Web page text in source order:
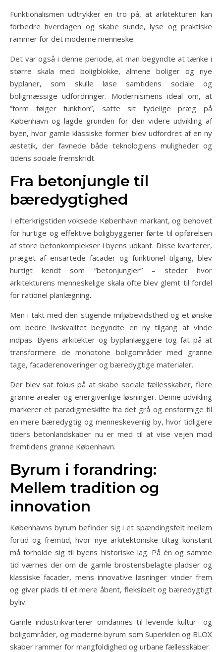
Funktionalismen udtrykker en tro på, at arkitekturen kan
forbedre hverdagen og skabe sunde, lyse og praktiske
rammer for det moderne menneske.
Det var også i denne periode, at man begyndte at tænke i
større skala med boligblokke, almene boliger og nye
byplaner, som skulle løse samtidens sociale og
boligmæssige udfordringer. Modernismens ideal om, at
”form følger funktion”, satte sit tydelige præg på
København og lagde grunden for den videre udvikling af
byen, hvor gamle klassiske former blev udfordret af en ny
æstetik, der favnede både teknologiens muligheder og
tidens sociale fremskridt.
Fra betonjungle til
bæredygtighed
I efterkrigstiden voksede København markant, og behovet
for hurtige og effektive boligbyggerier førte til opførelsen
af store betonkomplekser i byens udkant. Disse kvarterer,
præget af ensartede facader og funktionel tilgang, blev
hurtigt kendt som “betonjungler” – steder hvor
arkitekturens menneskelige skala ofte blev glemt til fordel
for rationel planlægning.
Men i takt med den stigende miljøbevidsthed og et ønske
om bedre livskvalitet begyndte en ny tilgang at vinde
indpas. Byens arkitekter og byplanlæggere tog fat på at
transformere de monotone boligområder med grønne
tage, facaderenoveringer og bæredygtige materialer.
Der blev sat fokus på at skabe sociale fællesskaber, flere
grønne arealer og energivenlige løsninger. Denne udvikling
markerer et paradigmeskifte fra det grå og ensformige til
en mere bæredygtig og menneskevenlig by, hvor tidligere
tiders betonlandskaber nu er med til at vise vejen mod
fremtidens grønne København.
Byrum i forandring:
Mellem tradition og
innovation
Københavns byrum befinder sig i et spændingsfelt mellem
fortid og fremtid, hvor nye arkitektoniske tiltag konstant
må forholde sig til byens historiske lag. På én og samme
tid værnes der om de gamle brostensbelagte pladser og
klassiske facader, mens innovative løsninger vinder frem
og giver plads til et mere åbent, fleksibelt og bæredygtigt
byliv.
Gamle industrikvarterer omdannes til levende kultur- og
boligområder, og moderne byrum som Superkilen og BLOX
skaber rammer for mangfoldighed og urbane fællesskaber.